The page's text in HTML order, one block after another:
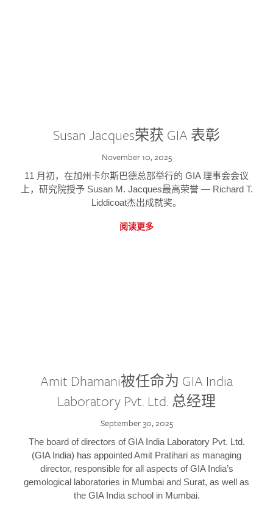
Susan Jacques荣获 GIA 表彰
November 10, 2025
11 月初，在加州卡尔斯巴德总部举行的 GIA 理事会会议
上，研究院授予 Susan M. Jacques最高荣誉 — Richard T.
Liddicoat杰出成就奖。
阅读更多
Amit Dhamani被任命为 GIA India
Laboratory Pvt. Ltd. 总经理
September 30, 2025
The board of directors of GIA India Laboratory Pvt. Ltd.
(GIA India) has appointed Amit Pratihari as managing
director, responsible for all aspects of GIA India’s
gemological laboratories in Mumbai and Surat, as well as
the GIA India school in Mumbai.